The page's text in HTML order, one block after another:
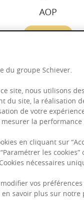
AOP
2024
du groupe Schiever.
site, nous utilisons
du site, la réalisation
de votre
la performance
en cliquant sur
les
nécessaires
vos
savoir plus sur notre